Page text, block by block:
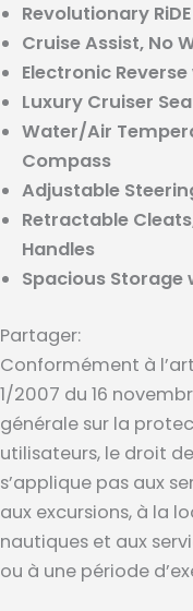
Revolutionary
Cruise Assist, No
Electronic
Luxury Cruiser
Water/Air
Compass
Adjustable
Retractable
Handles
Spacious
Partager:
Conformément à
1/2007 du 16
générale sur la
utilisateurs, le droit
s’applique pas aux
aux excursions, à la
nautiques et aux
ou à une période